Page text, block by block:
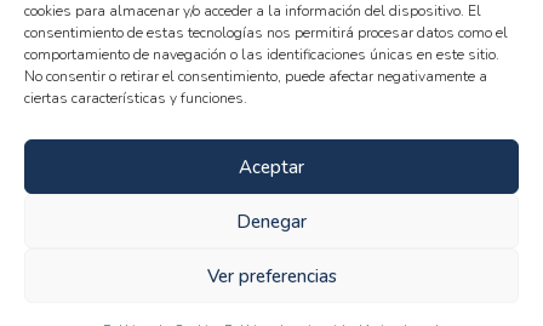
cookies para almacenar y/o acceder a la información del dispositivo. El
consentimiento de estas tecnologías nos permitirá procesar datos como el
comportamiento de navegación o las identificaciones únicas en este sitio.
No consentir o retirar el consentimiento, puede afectar negativamente a
ciertas características y funciones.
Aceptar
Denegar
Ver preferencias